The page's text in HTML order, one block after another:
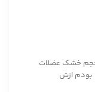
حجم خشک عضلات
ازش